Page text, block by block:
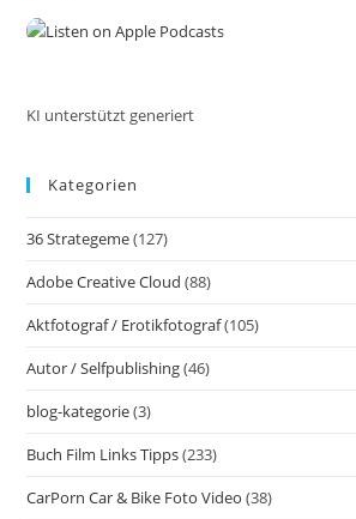
KI unterstützt generiert
Kategorien
36 Strategeme(127)
Adobe Creative Cloud (88)
Aktfotograf / Erotikfotograf(105)
Autor / Selfpublishing(46)
blog-kategorie(3)
Buch Film Links Tipps(233)
CarPorn Car & Bike Foto Video (38)